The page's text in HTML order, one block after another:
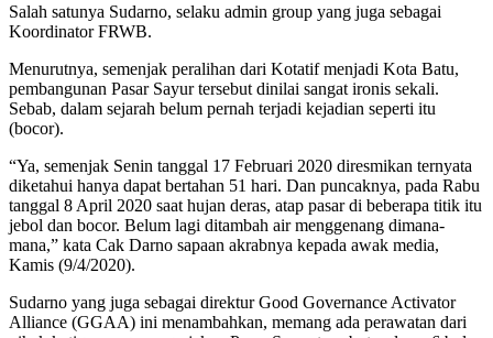
Salah satunya Sudarno, selaku admin group yang juga sebagai
Koordinator FRWB.
Menurutnya, semenjak peralihan dari Kotatif menjadi Kota Batu,
pembangunan Pasar Sayur tersebut dinilai sangat ironis sekali.
Sebab, dalam sejarah belum pernah terjadi kejadian seperti itu
(bocor).
“Ya, semenjak Senin tanggal 17 Februari 2020 diresmikan ternyata
diketahui hanya dapat bertahan 51 hari. Dan puncaknya, pada Rabu
tanggal 8 April 2020 saat hujan deras, atap pasar di beberapa titik itu
jebol dan bocor. Belum lagi ditambah air menggenang dimana-
mana,” kata Cak Darno sapaan akrabnya kepada awak media,
Kamis (9/4/2020).
Sudarno yang juga sebagai direktur Good Governance Activator
Alliance (GGAA) ini menambahkan, memang ada perawatan dari